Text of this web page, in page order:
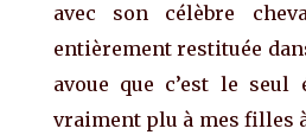
avec son célèbre
entièrement restituée
avoue que c’est le seul
vraiment plu à mes filles